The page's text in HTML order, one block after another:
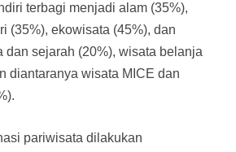
terbagi menjadi alam (35%),
(35%), ekowisata (45%), dan
sejarah (20%), wisata belanja
diantaranya wisata MICE dan
pariwisata dilakukan